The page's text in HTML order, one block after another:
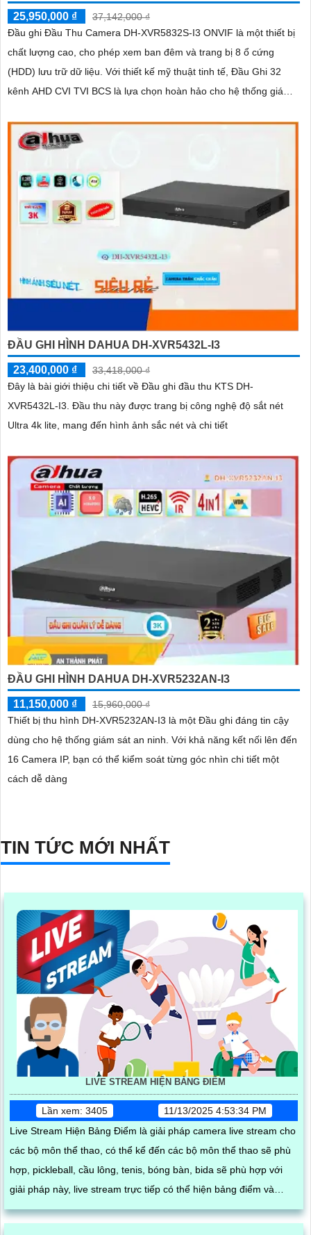
25,950,000 ₫
37,142,000 ₫
Đầu ghi Đầu Thu Camera DH-XVR5832S-I3 ONVIF là một thiết bị
chất lượng cao, cho phép xem ban đêm và trang bị 8 ổ cứng
(HDD) lưu trữ dữ liệu. Với thiết kế mỹ thuật tinh tế, Đầu Ghi 32
kênh AHD CVI TVI BCS là lựa chọn hoàn hảo cho hệ thống giám
ĐẦU GHI HÌNH DAHUA DH-XVR5432L-I3
23,400,000 ₫
33,418,000 ₫
Đây là bài giới thiệu chi tiết về Đầu ghi đầu thu KTS DH-
XVR5432L-I3. Đầu thu này được trang bị công nghệ độ sắt nét
Ultra 4k lite, mang đến hình ảnh sắc nét và chi tiết
ĐẦU GHI HÌNH DAHUA DH-XVR5232AN-I3
11,150,000 ₫
15,960,000 ₫
Thiết bị thu hình DH-XVR5232AN-I3 là một Đầu ghi đáng tin cậy
dùng cho hệ thống giám sát an ninh. Với khả năng kết nối lên đến
16 Camera IP, bạn có thể kiểm soát từng góc nhìn chi tiết một
cách dễ dàng
TIN TỨC MỚI NHẤT
LIVE STREAM HIỆN BẢNG ĐIỂM
Lần xem: 3405
11/13/2025 4:53:34 PM
Live Stream Hiện Bảng Điểm là giải pháp camera live stream cho
các bộ môn thể thao, có thể kể đến các bộ môn thể thao sẽ phù
hợp, pickleball, cầu lông, tenis, bóng bàn, bida sẽ phù hợp với
giải pháp này, live stream trực tiếp có thể hiện bảng điểm và
chỉnh được tỉ số trực tiếp giúp người có thể theo dõi dễ dàng